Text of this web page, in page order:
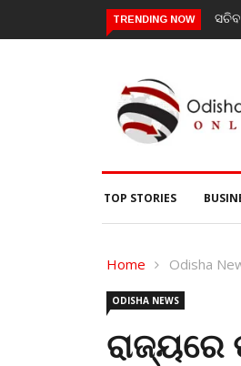
TRENDING NOW
TOP STORIES
Home Odisha
ODISHA NEWS